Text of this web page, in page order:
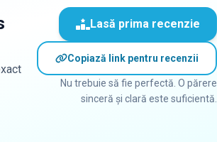
Lasă prima recenzie
Copiază link pentru recenzii
Nu trebuie să fie perfectă. O părere
sinceră și clară este suficientă.